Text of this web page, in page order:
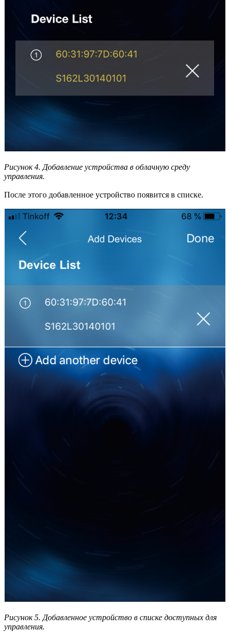
Рисунок 4. Добавление устройства в облачную среду
управления.
После этого добавленное устройство появится в списке.
Рисунок 5. Добавленное устройство в списке доступных для
управления.